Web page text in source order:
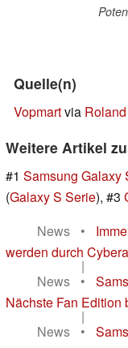
Quelle(n)
Vopmartvia
Weitere Artikel
#1 Samsung Galaxy
(Galaxy S Serie), #3
News
•
werden durch
|
News
•
Nächste Fan Edition
|
News
•